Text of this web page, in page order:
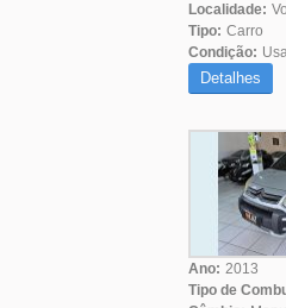
Localidade:
Tipo: Carro
Condição:
Detalhes
Ano: 2013
Tipo de